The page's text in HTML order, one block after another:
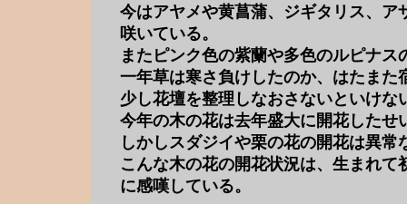
今はアヤメや黄菖蒲、ジギタリス、
咲いている。
またピンク色の紫蘭や多色のルピナス
一年草は寒さ負けしたのか、はたま
少し花壇を整理しなおさないといけな
今年の木の花は去年盛大に開花した
しかしスダジイや栗の花の開花は異常
こんな木の花の開花状況は、生まれ
に感嘆している。